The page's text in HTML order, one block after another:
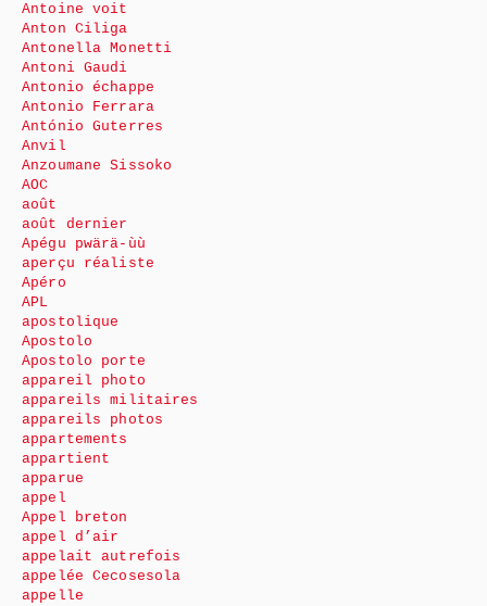
Antoine voit
Anton Ciliga
Antonella Monetti
Antoni Gaudi
Antonio échappe
Antonio Ferrara
António Guterres
Anvil
Anzoumane Sissoko
AOC
août
août dernier
Apégu pwärä-ùù
aperçu réaliste
Apéro
APL
apostolique
Apostolo
Apostolo porte
appareil photo
appareils militaires
appareils photos
appartements
appartient
apparue
appel
Appel breton
appel d’air
appelait autrefois
appelée Cecosesola
appelle